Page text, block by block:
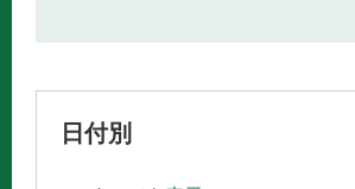
日付別